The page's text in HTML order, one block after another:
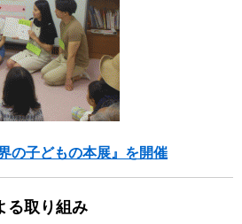
の子どもの本展』を開催
る取り組み